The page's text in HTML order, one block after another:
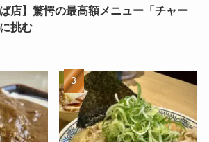
店】驚愕の最高額メニュー「チャー
挑む